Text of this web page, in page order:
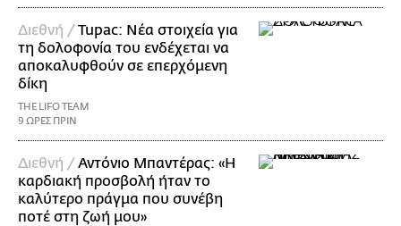
Διεθνή /Tupac: Νέα στοιχεία για
τη δολοφονία του ενδέχεται να
αποκαλυφθούν σε επερχόμενη
δίκη
THE LIFO TEAM
9 ΩΡΕΣ ΠΡΙΝ
Διεθνή /Αντόνιο Μπαντέρας: «Η
καρδιακή προσβολή ήταν το
καλύτερο πράγμα που συνέβη
ποτέ στη ζωή μου»